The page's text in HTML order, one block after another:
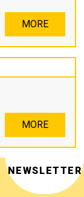
MORE
MORE
NEWSLETTER